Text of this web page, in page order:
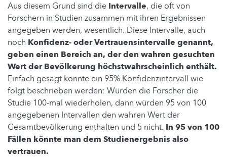
Aus diesem Grund sind die Intervalle, die oft von
Forschern in Studien zusammen mit ihren Ergebnissen
angegeben werden, wesentlich. Diese Intervalle, auch
noch Konfidenz- oder Vertrauensintervalle genannt,
geben einen Bereich an, der den wahren gesuchten
Wert der Bevölkerung höchstwahrscheinlich enthält.
Einfach gesagt könnte ein 95% Konfidenzintervall wie
folgt beschrieben werden: Würden die Forscher die
Studie 100-mal wiederholen, dann würden 95 von 100
angegebenen Intervallen den wahren Wert der
Gesamtbevölkerung enthalten und 5 nicht. In 95 von 100
Fällen könnte man dem Studienergebnis also
vertrauen.